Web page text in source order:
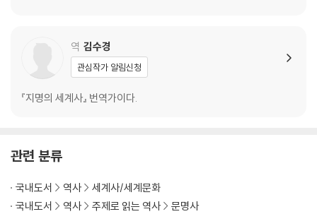
만(灣)의 민족 바이킹
‘신도시’라는 이름의 가장 오래된 도시
‘하얀 땅’에서 ‘검은 산’으로
4장. 슬라브인의 고향
모스크바는 ‘검은 강’?
왜 하얀 러시아인가?
역 김수경
관심작가 알림신청
『지명의 세계사』 번역가이다.
관련 분류
국내도서 역사
세계사/세계문화
국내도서
역사 주제로 읽는 역사
문명사